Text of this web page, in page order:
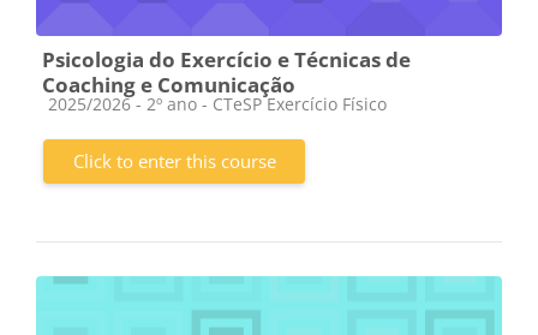
Psicologia do Exercício e Técnicas de
Coaching e Comunicação
Course category
2025/2026 - 2º ano - CTeSP Exercício Físico
Click to enter this course